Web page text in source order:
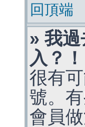
回頂端
» 我
入？！
很有
號。
會員